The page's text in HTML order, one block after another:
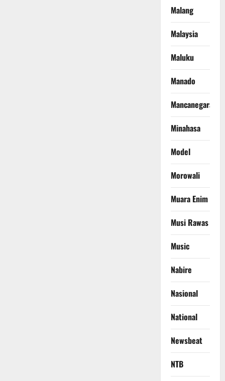
Malang
Malaysia
Maluku
Manado
Mancanegara
Minahasa
Model
Morowali
Muara Enim
Musi Rawas
Music
Nabire
Nasional
National
Newsbeat
NTB